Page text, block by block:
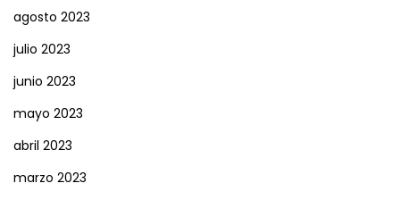
agosto 2023
julio 2023
junio 2023
mayo 2023
abril 2023
marzo 2023